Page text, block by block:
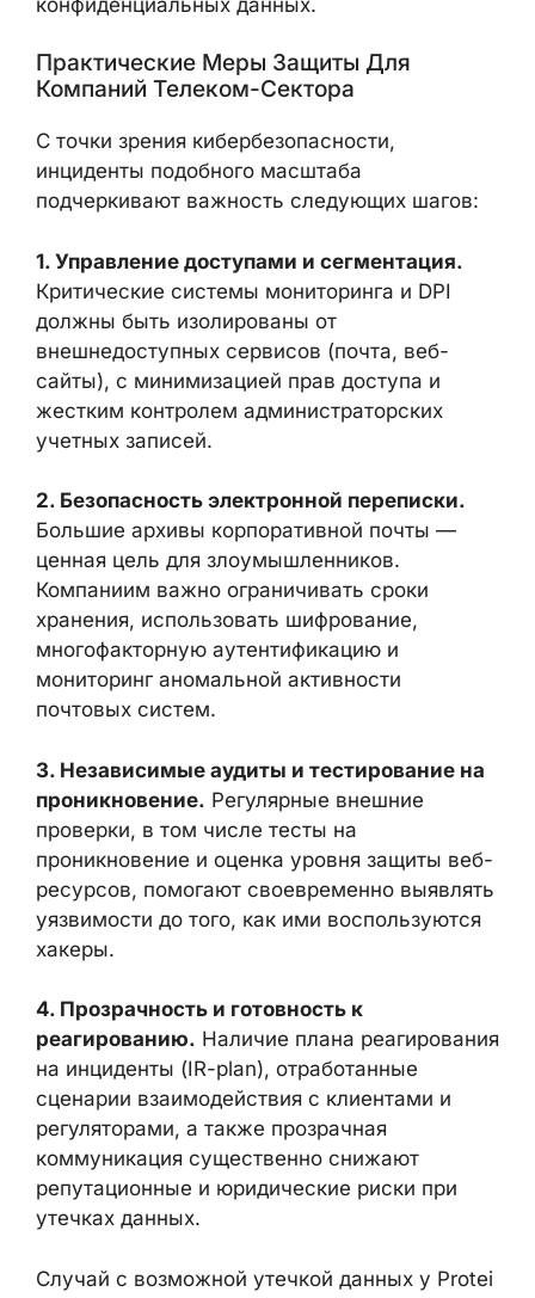
необходимость не ограничиваться защитой
управлять рисками сторонних
поставщиков: проводить аудиты
безопасности, требовать прозрачности
процессов разработки и обновления,
оценивать практики хранения и обработки
Практические Меры Защиты Для
Компаний Телеком-Сектора
С точки зрения кибербезопасности,
инциденты подобного масштаба
подчеркивают важность следующих шагов:
Критические системы мониторинга и DPI
должны быть изолированы от
внешнедоступных сервисов (почта, веб-
сайты), с минимизацией прав доступа и
жестким контролем администраторских
учетных записей.
2. Безопасность электронной переписки.
ценная цель для злоумышленников.
Компаниим важно ограничивать сроки
хранения, использовать шифрование,
многофакторную аутентификацию и
мониторинг аномальной активности
почтовых систем.
на проникновение. Регулярные внешние
проверки, в том числе тесты на
проникновение и оценка уровня защиты
веб-ресурсов, помогают своевременно
выявлять уязвимости до того, как ими
воспользуются хакеры.
4. Прозрачность и готовность к
реагирования на инциденты (IR-plan),